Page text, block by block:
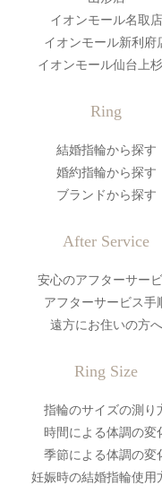
イオンモール名取店
イオンモール新利府
イオンモール仙台上
Ring
結婚指輪から探す
婚約指輪から探す
ブランドから探す
After Service
安心のアフターサー
アフターサービス手
遠方にお住いの方へ
Ring Size
指輪のサイズの測り
時間による体調の変
季節による体調の変
妊娠時の結婚指輪使用